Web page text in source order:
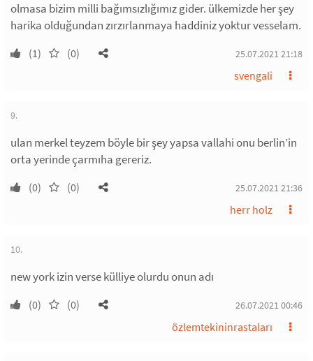
olmasa bizim milli bağımsızlığımız gider. ülkemizde her şey
harika olduğundan zırzırlanmaya haddiniz yoktur vesselam.
(1) (0) 25.07.2021 21:18
svengali
9.
ulan merkel teyzem böyle bir şey yapsa vallahi onu berlin’in
orta yerinde çarmıha gereriz.
(0) (0) 25.07.2021 21:36
herr holz
10.
new york izin verse külliye olurdu onun adı
(0) (0) 26.07.2021 00:46
özlemtekininrastaları